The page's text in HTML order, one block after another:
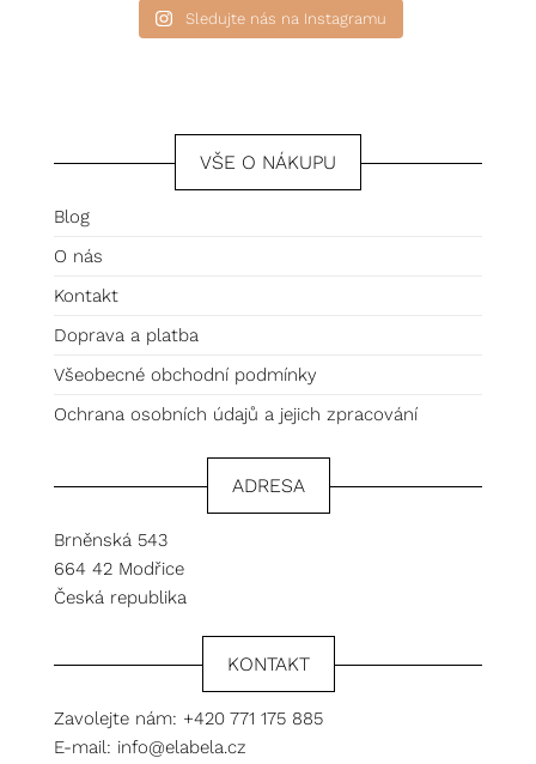
Sledujte nás na Instagramu
VŠE O NÁKUPU
Blog
O nás
Kontakt
Doprava a platba
Všeobecné obchodní podmínky
Ochrana osobních údajů a jejich zpracování
ADRESA
Brněnská 543
664 42 Modřice
Česká republika
KONTAKT
Zavolejte nám: +420 771 175 885
E-mail: info@elabela.cz